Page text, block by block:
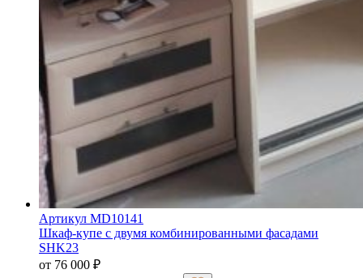
Артикул MD10141
Шкаф-купе с двумя комбинированными фасадами
SHK23
от 76 000 ₽